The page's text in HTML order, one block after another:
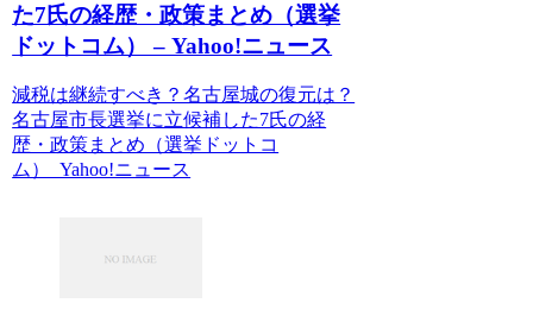
た7氏の経歴・政策まとめ（選挙
ドットコム） – Yahoo!ニュース
減税は継続すべき？名古屋城の復元は？
名古屋市長選挙に立候補した7氏の経
歴・政策まとめ（選挙ドットコ
ム） Yahoo!ニュース